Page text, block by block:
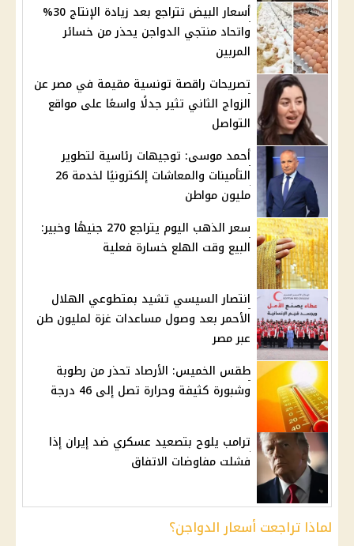
أسعار البيض تتراجع بعد زيادة الإنتاج 30%
واتحاد منتجي الدواجن يحذر من خسائر
المربين
تصريحات راقصة تونسية مقيمة في مصر عن
الزواج الثاني تثير جدلًا واسعًا على مواقع
التواصل
أحمد موسى: توجيهات رئاسية لتطوير
التأمينات والمعاشات إلكترونيًا لخدمة 26
مليون مواطن
سعر الذهب اليوم يتراجع 270 جنيهًا وخبير:
البيع وقت الهلع خسارة فعلية
انتصار السيسي تشيد بمتطوعي الهلال
الأحمر بعد وصول مساعدات غزة لمليون طن
عبر مصر
طقس الخميس: الأرصاد تحذر من رطوبة
وشبورة كثيفة وحرارة تصل إلى 46 درجة
ترامب يلوح بتصعيد عسكري ضد إيران إذا
فشلت مفاوضات الاتفاق
لماذا تراجعت أسعار الدواجن؟